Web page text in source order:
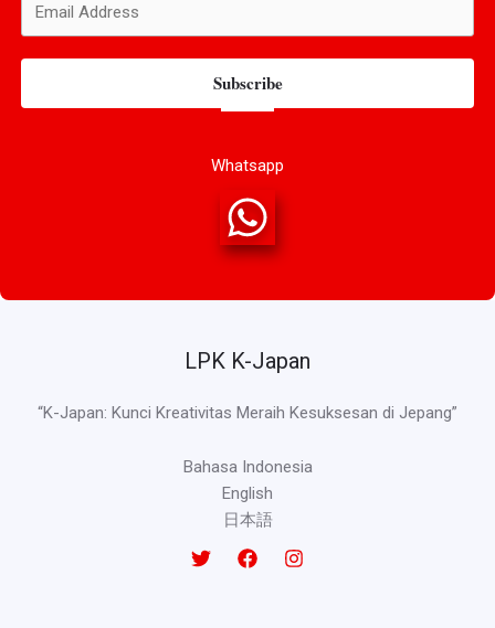
Subscribe
Whatsapp
LPK K-Japan
“K-Japan: Kunci Kreativitas Meraih Kesuksesan di Jepang”
Bahasa Indonesia
English
日本語